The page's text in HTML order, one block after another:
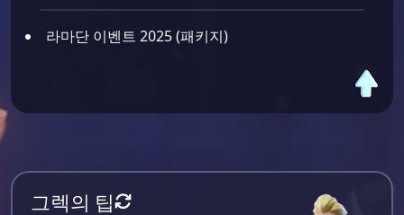
라마단 이벤트 2025 (패키지)
그렉의 팁